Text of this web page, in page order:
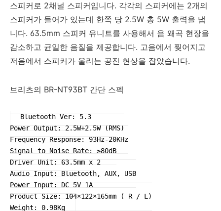
스피커로 2채널 스피커입니다. 각각의 스피커에는 2개의
스피커가 들어가 있는데 한쪽 당 2.5W 총 5W 출력을 냅
니다. 63.5mm 스피커 유니트를 사용해서 음 왜곡 현장을
감소하고 균일한 음질을 제공합니다. 고음에서 찢어지고
저음에서 스피커가 울리는 공진 현상을 잡았습니다.
브리츠의 BR-NT93BT 간단 스펙
Bluetooth Ver: 5.3
Power Output: 2.5W+2.5W (RMS)
Frequency Response: 93Hz-20KHz
Signal to Noise Rate: ≥80dB
Driver Unit: 63.5mm x 2
Audio Input: Bluetooth, AUX, USB
Power Input: DC 5V 1A
Product Size: 104×122×165mm ( R / L)
Weight: 0.98Kg